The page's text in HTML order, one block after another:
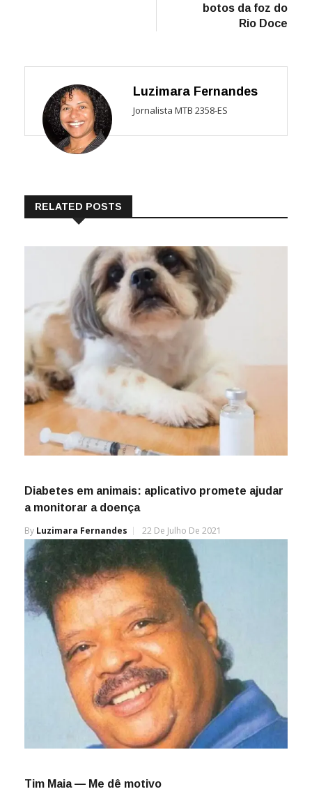
botos da foz do
Rio Doce
Luzimara Fernandes
Jornalista MTB 2358-ES
RELATED POSTS
Diabetes em animais: aplicativo promete ajudar
a monitorar a doença
By Luzimara Fernandes 22 De Julho De 2021
Tim Maia — Me dê motivo